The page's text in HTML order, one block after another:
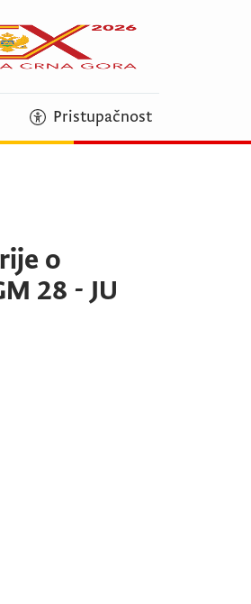
Pristupačnost
o
28 - JU